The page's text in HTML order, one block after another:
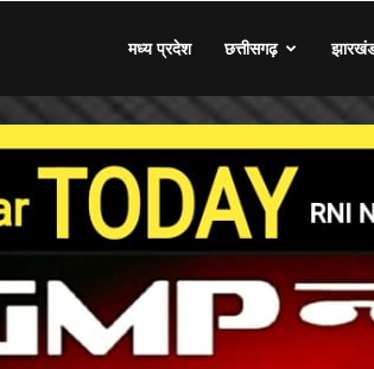
मध्य प्रदेश छत्तीसगढ़